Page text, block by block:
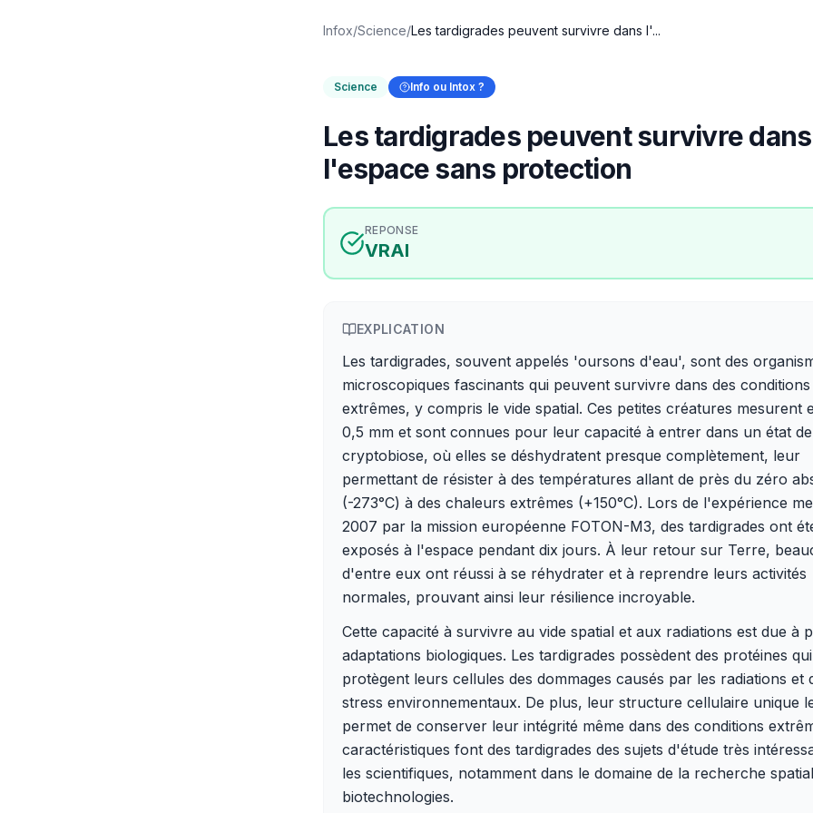
Infox/Science/Les tardigrades peuvent survivre dans l'...
Science Info ou Intox ?
Les tardigrades peuvent survivre dans
l'espace sans protection
REPONSE
VRAI
EXPLICATION
Les tardigrades, souvent appelés 'oursons d'eau', sont des
microscopiques fascinants qui peuvent survivre dans des conditions
extrêmes, y compris le vide spatial. Ces petites créatures mesurent
0,5 mm et sont connues pour leur capacité à entrer dans un état de
cryptobiose, où elles se déshydratent presque complètement, leur
permettant de résister à des températures allant de près du zéro
(-273°C) à des chaleurs extrêmes (+150°C). Lors de l'expérience
2007 par la mission européenne FOTON-M3, des tardigrades ont
exposés à l'espace pendant dix jours. À leur retour sur Terre,
d'entre eux ont réussi à se réhydrater et à reprendre leurs activités
normales, prouvant ainsi leur résilience incroyable.
Cette capacité à survivre au vide spatial et aux radiations est due à
adaptations biologiques. Les tardigrades possèdent des protéines qui
protègent leurs cellules des dommages causés par les radiations et
stress environnementaux. De plus, leur structure cellulaire unique
permet de conserver leur intégrité même dans des conditions
caractéristiques font des tardigrades des sujets d'étude très
les scientifiques, notamment dans le domaine de la recherche
biotechnologies.